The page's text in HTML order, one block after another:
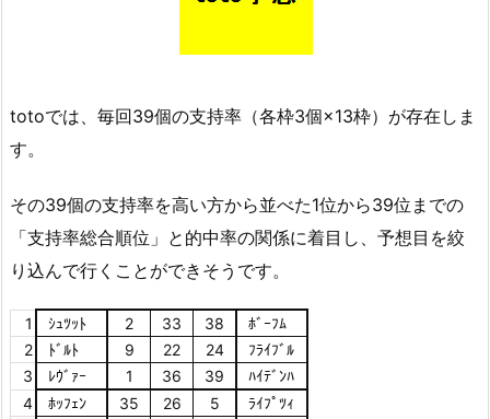
totoでは、毎回39個の支持率（各枠3個×13枠）が存在しま
す。
その39個の支持率を高い方から並べた1位から39位までの
「支持率総合順位」と的中率の関係に着目し、予想目を絞
り込んで行くことができそうです。
1 ｼｭﾂｯﾄ 2 33 38
ﾎﾞｰﾌﾑ
2
ﾄﾞﾙﾄ 9 22 24
ﾌﾗｲﾌﾞﾙ
3
ﾚｳﾞｧｰ 1 36 39
ﾊｲﾃﾞﾝﾊ
4
ﾎｯﾌｪﾝ 35 26 5
ﾗｲﾌﾟﾂｨ